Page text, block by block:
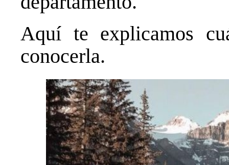
Aquí te explicamos
conocerla.